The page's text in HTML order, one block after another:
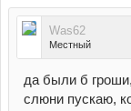
Was62
Местный
да были б
слюни пускаю,